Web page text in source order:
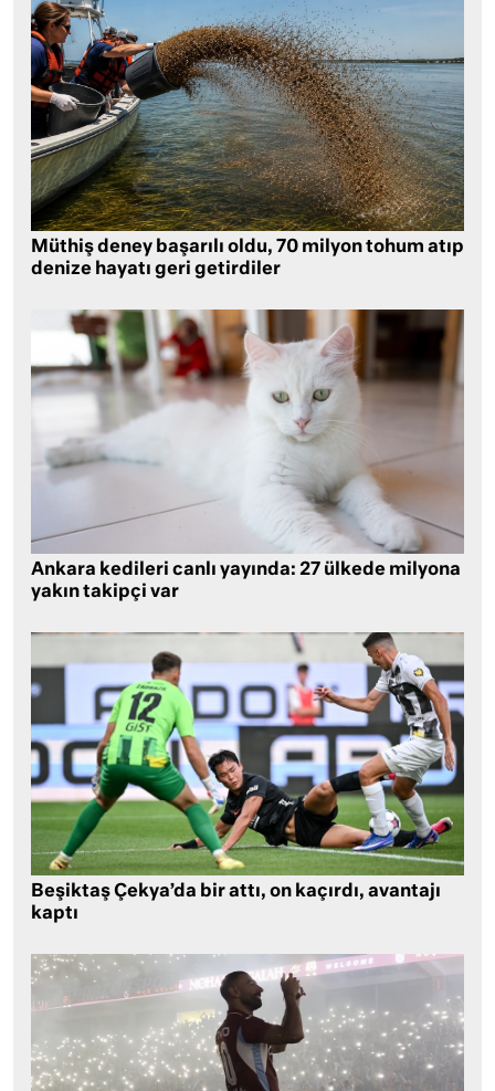
Müthiş deney başarılı oldu, 70 milyon tohum atıp
denize hayatı geri getirdiler
Ankara kedileri canlı yayında: 27 ülkede milyona
yakın takipçi var
Beşiktaş Çekya’da bir attı, on kaçırdı, avantajı
kaptı